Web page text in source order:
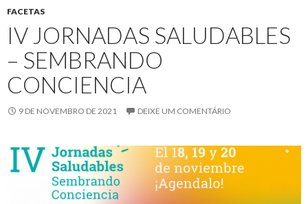
FACETAS
IV JORNADAS SALUDABLES
– SEMBRANDO
CONCIENCIA
9 DE NOVEMBRO DE 2021 DEIXE UM COMENTÁRIO